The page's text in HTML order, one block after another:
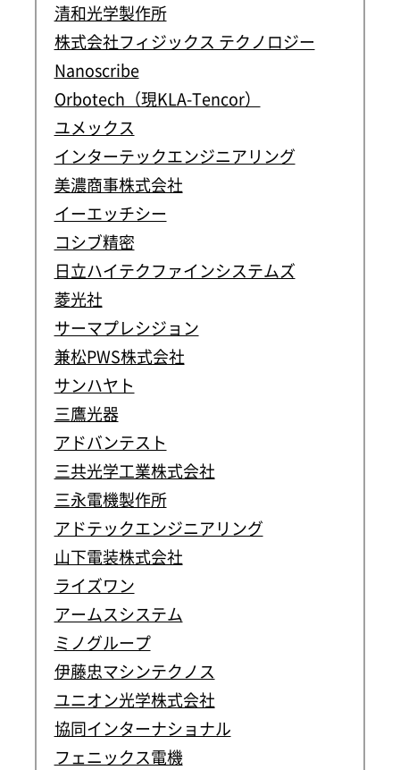
清和光学製作所
株式会社フィジックス テクノロジー
Nanoscribe
Orbotech（現KLA-Tencor）
ユメックス
インターテックエンジニアリング
美濃商事株式会社
イーエッチシー
コシブ精密
日立ハイテクファインシステムズ
菱光社
サーマプレシジョン
兼松PWS株式会社
サンハヤト
三鷹光器
アドバンテスト
三共光学工業株式会社
三永電機製作所
アドテックエンジニアリング
山下電装株式会社
ライズワン
アームスシステム
ミノグループ
伊藤忠マシンテクノス
ユニオン光学株式会社
協同インターナショナル
フェニックス電機